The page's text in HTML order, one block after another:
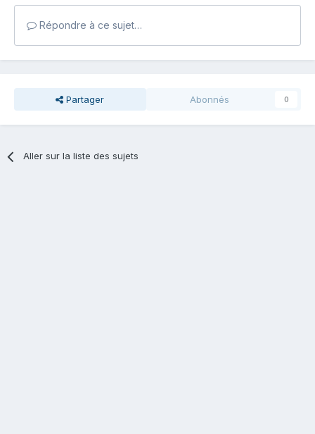
Répondre à ce sujet…
Partager Abonnés 0
Aller sur la liste des sujets